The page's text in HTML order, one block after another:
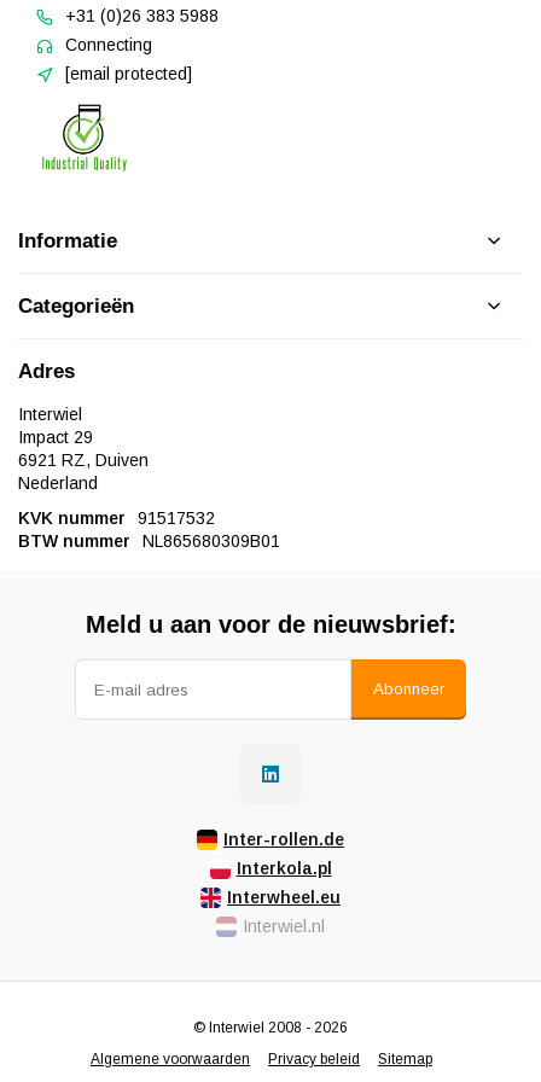
+31 (0)26 383 5988
Connecting
[email protected]
Informatie
Categorieën
Adres
Interwiel
Impact 29
6921 RZ, Duiven
Nederland
KVK nummer
91517532
BTW nummer
NL865680309B01
Meld u aan voor de nieuwsbrief:
Abonneer
Inter-rollen.de
Interkola.pl
Interwheel.eu
Interwiel.nl
Algemene voorwaarden Privacy beleid Sitemap
© Interwiel 2008 - 2026